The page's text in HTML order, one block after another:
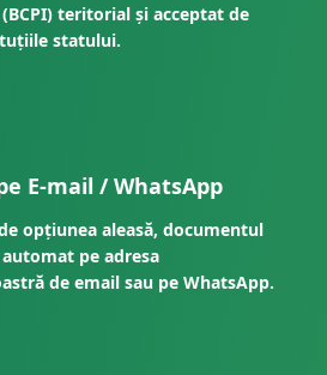
teritorial și acceptat de
statului.
E-mail / WhatsApp
opțiunea aleasă, documentul
pe adresa
de email sau pe WhatsApp.